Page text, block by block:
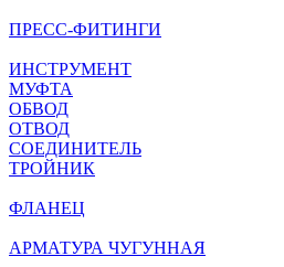
ПРЕСС-ФИТИНГИ
ИНСТРУМЕНТ
МУФТА
ОБВОД
ОТВОД
СОЕДИНИТЕЛЬ
ТРОЙНИК
ФЛАНЕЦ
АРМАТУРА ЧУГУННАЯ